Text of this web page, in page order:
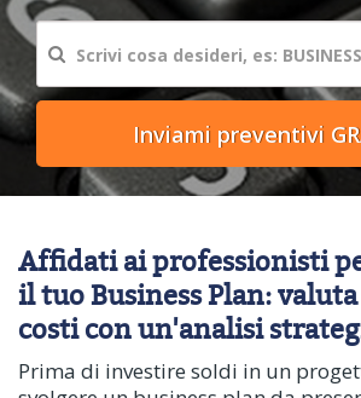
Affidati ai professionisti
il tuo Business Plan:
costi con un'analisi
Prima di investire soldi in un